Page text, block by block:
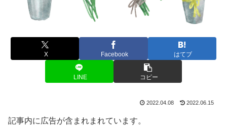
X Facebook はてブ
LINE コピー
2022.04.08 2022.06.15
記事内に広告が含まれまれています。